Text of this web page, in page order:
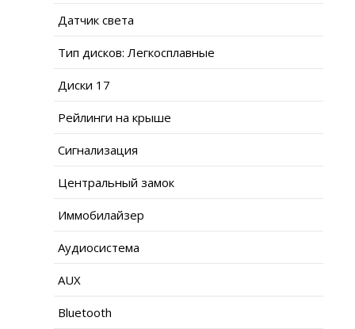
Датчик света
Тип дисков: Легкосплавные
Диски 17
Рейлинги на крыше
Сигнализация
Центральный замок
Иммобилайзер
Аудиосистема
AUX
Bluetooth